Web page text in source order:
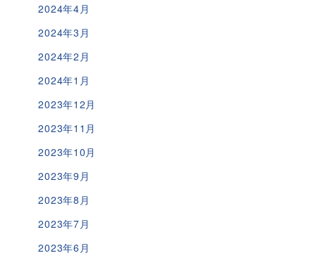
2024年4月
2024年3月
2024年2月
2024年1月
2023年12月
2023年11月
2023年10月
2023年9月
2023年8月
2023年7月
2023年6月